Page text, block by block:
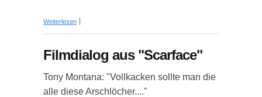
Weiterlesen über Al Pacino in "Scarface"
Filmdialog aus "Scarface"
Tony Montana: "Vollkacken sollte man die
alle diese Arschlöcher...."